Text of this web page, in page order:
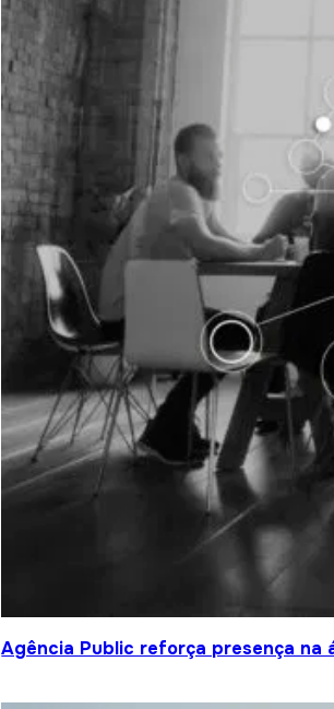
Agência Public reforça presença na